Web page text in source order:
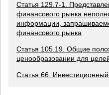
Статья 129.7-1.
финансового рынка
информации,
финансового рынка
Статья 105.19. Общие
ценообразовании для
Статья 66.